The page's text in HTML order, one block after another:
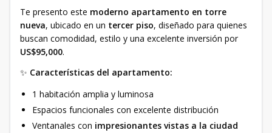
Te presento este moderno apartamento en torre
nueva, ubicado en un tercer piso, diseñado para quienes
buscan comodidad, estilo y una excelente inversión por
US$95,000.
✨ Características del apartamento:
1 habitación amplia y luminosa
Espacios funcionales con excelente distribución
Ventanales con impresionantes vistas a la ciudad